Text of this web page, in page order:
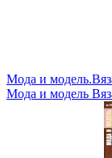
Мода и
Мода и модель